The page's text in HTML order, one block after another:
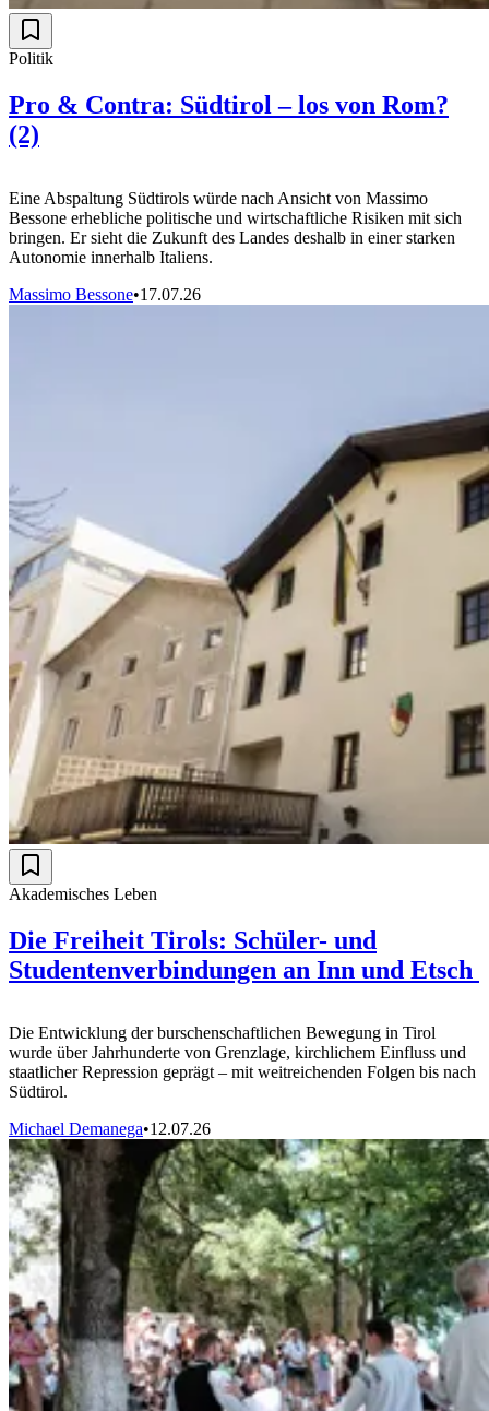
Politik
Pro & Contra: Südtirol – los von Rom?
(2)
Eine Abspaltung Südtirols würde nach Ansicht von Massimo
Bessone erhebliche politische und wirtschaftliche Risiken mit sich
bringen. Er sieht die Zukunft des Landes deshalb in einer starken
Autonomie innerhalb Italiens.
Massimo Bessone•17.07.26
Akademisches Leben
Die Freiheit Tirols: Schüler- und
Studentenverbindungen an Inn und Etsch
Die Entwicklung der burschenschaftlichen Bewegung in Tirol
wurde über Jahrhunderte von Grenzlage, kirchlichem Einfluss und
staatlicher Repression geprägt – mit weitreichenden Folgen bis nach
Südtirol.
Michael Demanega•12.07.26